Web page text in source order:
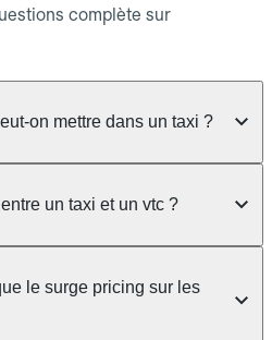
complète sur
on mettre dans un taxi ?
jusqu'à 3 bagages
dans le champ "Message
Le prix n'est
de bagages.
un taxi et un vtc ?
dans la rue, à une
avec un tarif au
le surge pricing sur les